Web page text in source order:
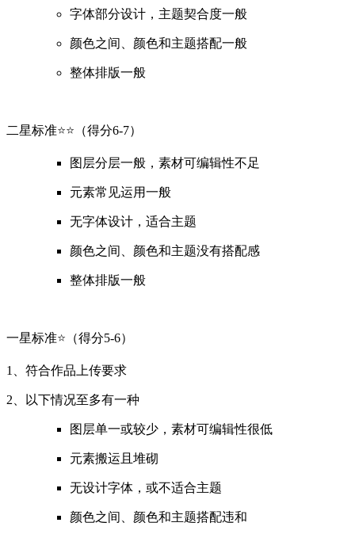
字体部分设计，主题契合度一般
颜色之间、颜色和主题搭配一般
整体排版一般
二星标准⭐️⭐️ （得分6-7）
图层分层一般，素材可编辑性不足
元素常见运用一般
无字体设计，适合主题
颜色之间、颜色和主题没有搭配感
整体排版一般
一星标准⭐️ （得分5-6）
1、符合作品上传要求
2、以下情况至多有一种
图层单一或较少，素材可编辑性很低
元素搬运且堆砌
无设计字体，或不适合主题
颜色之间、颜色和主题搭配违和